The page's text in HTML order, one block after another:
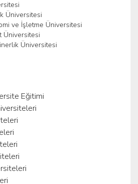
Üniversitesi
ve İşletme Üniversitesi
Üniversitesi
Üniversitesi
Eğitimi